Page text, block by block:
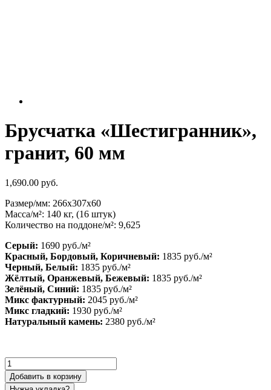
Брусчатка «Шестигранник»,
гранит, 60 мм
1,690.00 руб.
Размер/мм: 266x307x60
Масса/м²: 140 кг, (16 штук)
Количество на поддоне/м²: 9,625
Серый: 1690 руб./м²
Красный, Бордовый, Коричневый: 1835 руб./м²
Черный, Белый: 1835 руб./м²
Жёлтый, Оранжевый, Бежевый: 1835 руб./м²
Зелёный, Синий: 1835 руб./м²
Микс фактурный: 2045 руб./м²
Микс гладкий: 1930 руб./м²
Натуральный камень: 2380 руб./м²
Добавить в корзину